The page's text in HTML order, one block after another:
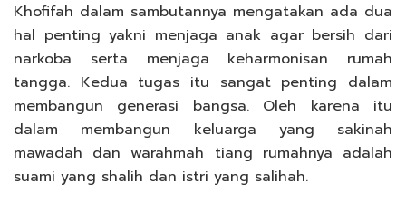
Khofifah dalam sambutannya mengatakan ada dua
hal penting yakni menjaga anak agar bersih dari
narkoba serta menjaga keharmonisan rumah
tangga. Kedua tugas itu sangat penting dalam
membangun generasi bangsa. Oleh karena itu
dalam membangun keluarga yang sakinah
mawadah dan warahmah tiang rumahnya adalah
suami yang shalih dan istri yang salihah.